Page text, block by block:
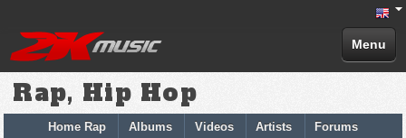
Menu
Rap, Hip Hop
Home Rap Albums Videos Artists Forums